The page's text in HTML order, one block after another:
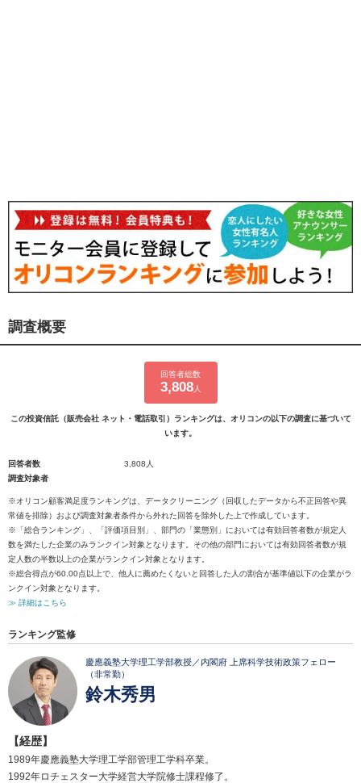
調査概要
回答者総数
3,808人
この投資信託（販売会社 ネット・電話取引）ランキングは、オリコンの以下の調査に基づいて
います。
回答者数
3,808人
調査対象者
※オリコン顧客満足度ランキングは、データクリーニング（回収したデータから不正回答や異
常値を排除）および調査対象者条件から外れた回答を除外した上で作成しています。
※「総合ランキング」、「評価項目別」、部門の「業態別」においては有効回答者数が規定人
数を満たした企業のみランクイン対象となります。その他の部門においては有効回答者数が規
定人数の半数以上の企業がランクイン対象となります。
※総合得点が60.00点以上で、他人に薦めたくないと回答した人の割合が基準値以下の企業がラ
ンクイン対象となります。
≫ 詳細はこちら
ランキング監修
慶應義塾大学理工学部教授／内閣府 上席科学技術政策フェロー
（非常勤）
鈴木秀男
【経歴】
1989年慶應義塾大学理工学部管理工学科卒業。
1992年ロチェスター大学経営大学院修士課程修了。